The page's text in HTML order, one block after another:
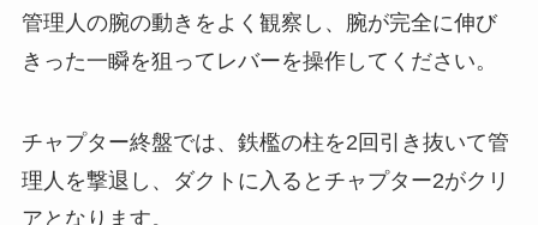
管理人の腕の動きをよく観察し、腕が完全に伸び
きった一瞬を狙ってレバーを操作してください。
チャプター終盤では、鉄檻の柱を2回引き抜いて管
理人を撃退し、ダクトに入るとチャプター2がクリ
アとなります。